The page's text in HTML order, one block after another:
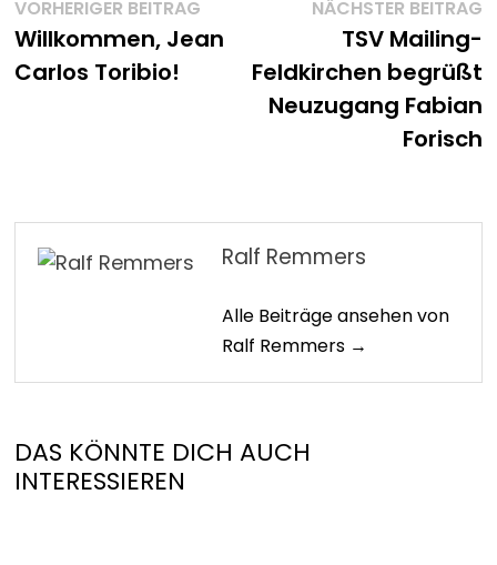
Beitragsnavigation
VORHERIGER BEITRAGVorheriger
Beitrag:
Willkommen, Jean
Carlos Toribio!
NÄCHSTER BEITRAG
TSV Mailing-
Feldkirchen begrüßt
Neuzugang Fabian
Forisch
Ralf Remmers
Alle Beiträge ansehen von
Ralf Remmers →
DAS KÖNNTE DICH AUCH
INTERESSIEREN